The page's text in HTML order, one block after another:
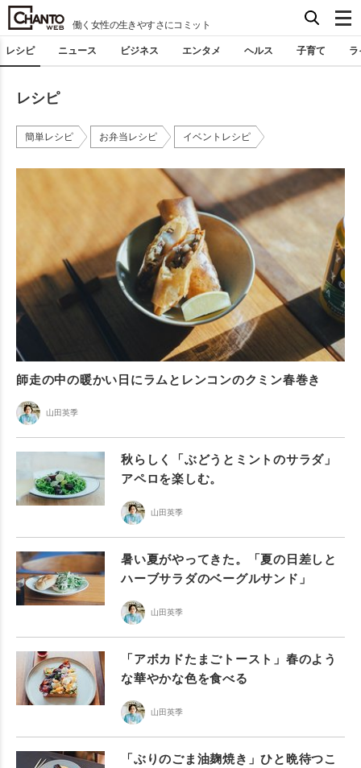
働く女性の生きやすさにコミット
レシピ ニュース ビジネス エンタメ ヘルス 子育て ラ
レシピ
簡単レシピ お弁当レシピ イベントレシピ
師走の中の暖かい日にラムとレンコンのクミン春巻き
山田英季
秋らしく「ぶどうとミントのサラダ」
アペロを楽しむ。
山田英季
暑い夏がやってきた。「夏の日差しと
ハーブサラダのベーグルサンド」
山田英季
「アボカドたまごトースト」春のよう
な華やかな色を食べる
山田英季
「ぶりのごま油麹焼き」ひと晩待つこ